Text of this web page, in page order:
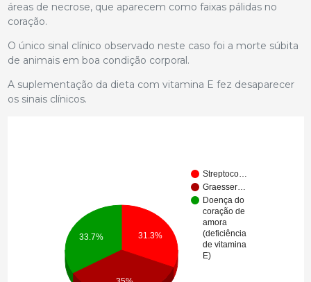
áreas de necrose, que aparecem como faixas pálidas no
coração.
O único sinal clínico observado neste caso foi a morte súbita
de animais em boa condição corporal.
A suplementação da dieta com vitamina E fez desaparecer
os sinais clínicos.
Streptoco…
Graesser…
Doença do
coração de
amora
(deficiência
de vitamina
E)
31.3%
33.7%